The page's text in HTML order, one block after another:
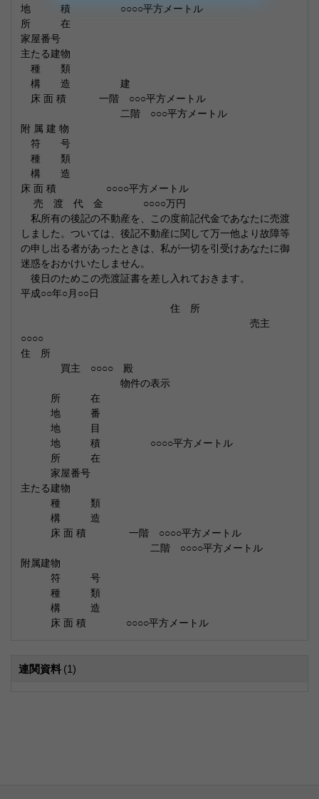
地 積 ○○○○平方メートル
所 在
家屋番号
主たる建物
種 類
構 造 建
床 面 積 一階 ○○○平方メートル
二階 ○○○平方メートル
附 属 建 物
符 号
種 類
構 造
床 面 積 ○○○○平方メートル
売 渡 代 金 ○○○○万円
私所有の後記の不動産を、この度前記代金であなたに売渡
しました。ついては、後記不動産に関して万一他より故障等
の申し出る者があったときは、私が一切を引受けあなたに御
迷惑をおかけいたしません。
後日のためこの売渡証書を差し入れておきます。
平成○○年○月○○日
住 所
売主
○○○○
住 所
買主 ○○○○ 殿
物件の表示
所 在
地 番
地 目
地 積 ○○○○平方メートル
所 在
家屋番号
主たる建物
種 類
構 造
床 面 積 一階 ○○○○平方メートル
二階 ○○○○平方メートル
附属建物
符 号
種 類
構 造
床 面 積 ○○○○平方メートル
連関資料 (1)